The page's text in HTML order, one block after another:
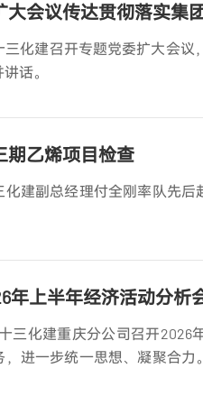
大会议传达贯彻落实集
化建召开专题党委扩大会
话。
期乙烯项目检查
化建副总经理付全刚率队先
年上半年经济活动分析
三化建重庆分公司召开
，进一步统一思想、凝聚合